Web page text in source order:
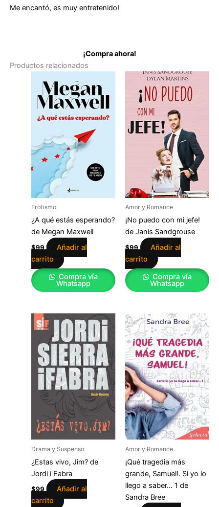
Me encantó, es muy entretenido!
¡Compra ahora!
Productos relacionados
Erotismo
¿A qué estás esperando?
de Megan Maxwell
$99
Añadir al
carrito
Compra vía
Whatsapp
Amor y Romance
¡No puedo con mi jefe!
de Janis Sandgrouse
$99
Añadir al
carrito
Compra vía
Whatsapp
Drama y Suspenso
¿Estas vivo, Jim? de
Jordi i Fabra
$99
Añadir al
carrito
Amor y Romance
¡Qué tragedia más
grande, Samuel!. Si yo lo
llego a saber… 1 de
Sandra Bree